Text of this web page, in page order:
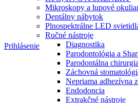
Prihlásenie
Mikroskopy a lupové
Dentálny nábytok
Plnospektrálne LED
Ručné nástroje
Diagnostika
Parodontológia a
Parodontálna chirurgia
Záchovná
Nepriama adhezívna
Endodoncia
Extrakčné nástroje